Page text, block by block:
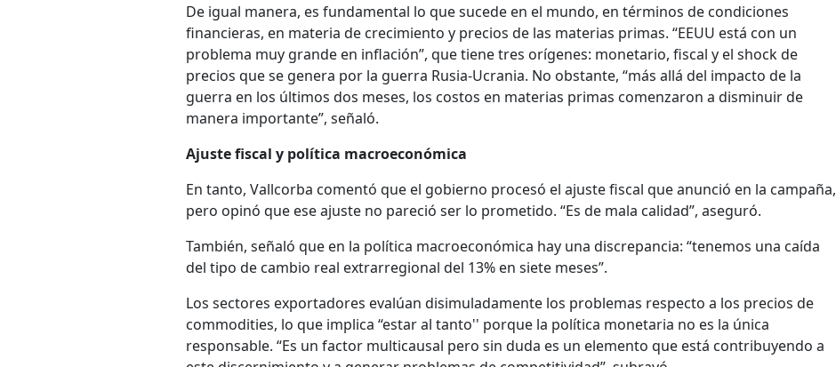
De igual manera, es fundamental lo que sucede en el mundo, en términos de condiciones
financieras, en materia de crecimiento y precios de las materias primas. “EEUU está con un
problema muy grande en inflación”, que tiene tres orígenes: monetario, fiscal y el shock de
precios que se genera por la guerra Rusia-Ucrania. No obstante, “más allá del impacto de la
guerra en los últimos dos meses, los costos en materias primas comenzaron a disminuir de
manera importante”, señaló.
Ajuste fiscal y política macroeconómica
En tanto, Vallcorba comentó que el gobierno procesó el ajuste fiscal que anunció en la campaña,
pero opinó que ese ajuste no pareció ser lo prometido. “Es de mala calidad”, aseguró.
También, señaló que en la política macroeconómica hay una discrepancia: “tenemos una caída
del tipo de cambio real extrarregional del 13% en siete meses”.
Los sectores exportadores evalúan disimuladamente los problemas respecto a los precios de
commodities, lo que implica “estar al tanto'' porque la política monetaria no es la única
responsable. “Es un factor multicausal pero sin duda es un elemento que está contribuyendo a